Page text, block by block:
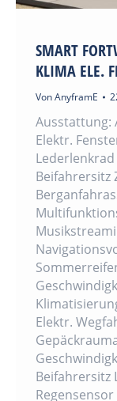
SMART
KLIMA ELE.
VonAnyframE
Ausstattung:
Elektr.
Beifahrersitz
Elektr.
Beifahrersitz